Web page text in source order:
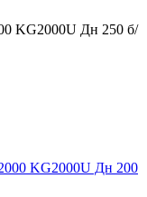
KG2000U Дн 250 б/